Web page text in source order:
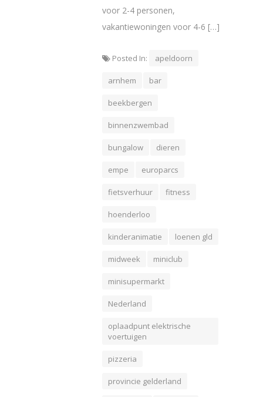
voor 2-4 personen,
vakantiewoningen voor 4-6 […]
Posted In: apeldoorn
arnhem bar
beekbergen
binnenzwembad
bungalow dieren
empe europarcs
fietsverhuur fitness
hoenderloo
kinderanimatie loenen gld
midweek miniclub
minisupermarkt
Nederland
oplaadpunt elektrische
voertuigen
pizzeria
provincie gelderland